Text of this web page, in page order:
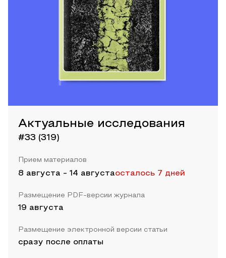
Актуальные исследования
#33 (319)
Прием материалов
8 августа - 14 августаосталось 7 дней
Размещение PDF-версии журнала
19 августа
Размещение электронной версии статьи
сразу после оплаты